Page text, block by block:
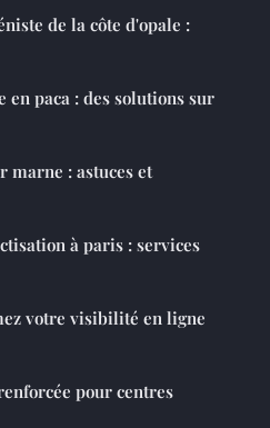
de la côte d'opale :
paca : des solutions sur
marne : astuces et
à paris : services
votre visibilité en ligne
pour centres